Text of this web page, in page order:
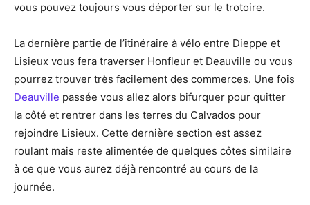
vous pouvez toujours vous déporter sur le trotoire.
La dernière partie de l’itinéraire à vélo entre Dieppe et
Lisieux vous fera traverser Honfleur et Deauville ou vous
pourrez trouver très facilement des commerces. Une fois
Deauville passée vous allez alors bifurquer pour quitter
la côté et rentrer dans les terres du Calvados pour
rejoindre Lisieux. Cette dernière section est assez
roulant mais reste alimentée de quelques côtes similaire
à ce que vous aurez déjà rencontré au cours de la
journée.